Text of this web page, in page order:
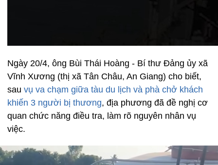
Ngày 20/4, ông Bùi Thái Hoàng - Bí thư Đảng ủy xã
Vĩnh Xương (thị xã Tân Châu, An Giang) cho biết,
sau vụ va chạm giữa tàu du lịch và phà chở khách
khiến 3 người bị thương, địa phương đã đề nghị cơ
quan chức năng điều tra, làm rõ nguyên nhân vụ
việc.